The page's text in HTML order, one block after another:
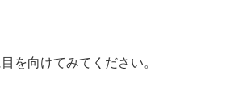
を向けてみてください。